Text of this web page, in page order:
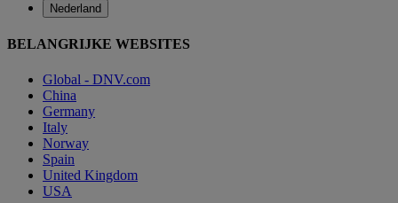
Nederland
BELANGRIJKE WEBSITES
Global - DNV.com
China
Germany
Italy
Norway
Spain
United Kingdom
USA